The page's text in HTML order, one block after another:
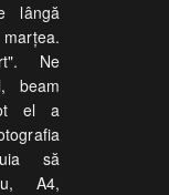
lângă
Ne
beam
el a
să
A4,